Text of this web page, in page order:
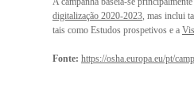
digitalização 2020-2023, mas inclui
tais como Estudos prospetivos e a
Fonte: https://osha.europa.eu/pt/